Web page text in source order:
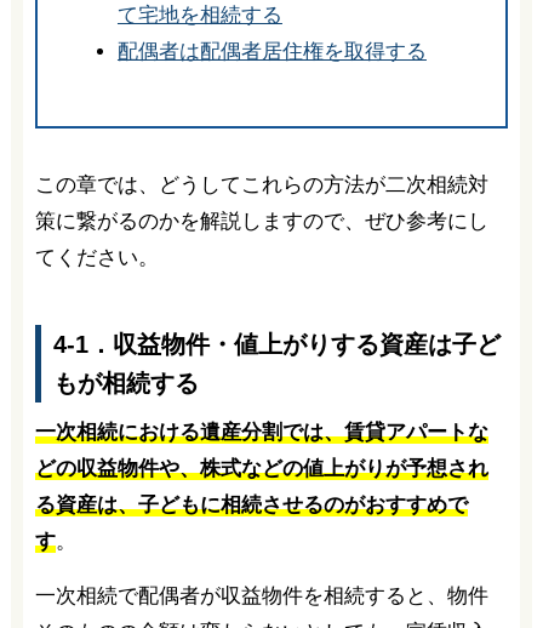
て宅地を相続する
配偶者は配偶者居住権を取得する
この章では、どうしてこれらの方法が二次相続対
策に繋がるのかを解説しますので、ぜひ参考にし
てください。
4-1．収益物件・値上がりする資産は子ど
もが相続する
一次相続における遺産分割では、賃貸アパートな
どの収益物件や、株式などの値上がりが予想され
る資産は、子どもに相続させるのがおすすめで
す。
一次相続で配偶者が収益物件を相続すると、物件